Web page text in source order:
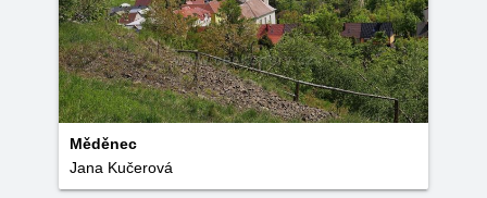
Měděnec
Jana Kučerová